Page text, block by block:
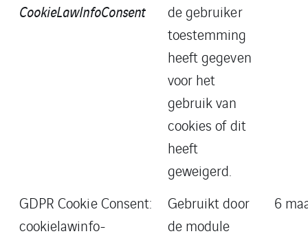
CookieLawInfoConsent
de gebruiker
toestemming
heeft gegeven
voor het
gebruik van
cookies of dit
heeft
geweigerd.
GDPR Cookie Consent:
cookielawinfo-
Gebruikt door
de module
6